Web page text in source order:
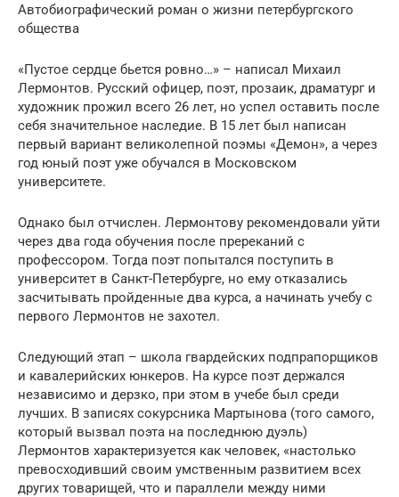
Автобиографический роман о жизни петербургского
общества
«Пустое сердце бьется ровно…» – написал Михаил
Лермонтов. Русский офицер, поэт, прозаик, драматург и
художник прожил всего 26 лет, но успел оставить после
себя значительное наследие. В 15 лет был написан
первый вариант великолепной поэмы «Демон», а через
год юный поэт уже обучался в Московском
университете.
Однако был отчислен. Лермонтову рекомендовали уйти
через два года обучения после пререканий с
профессором. Тогда поэт попытался поступить в
университет в Санкт-Петербурге, но ему отказались
засчитывать пройденные два курса, а начинать учебу с
первого Лермонтов не захотел.
Следующий этап – школа гвардейских подпрапорщиков
и кавалерийских юнкеров. На курсе поэт держался
независимо и дерзко, при этом в учебе был среди
лучших. В записях сокурсника Мартынова (того самого,
который вызвал поэта на последнюю дуэль)
Лермонтов характеризуется как человек, «настолько
превосходивший своим умственным развитием всех
других товарищей, что и параллели между ними